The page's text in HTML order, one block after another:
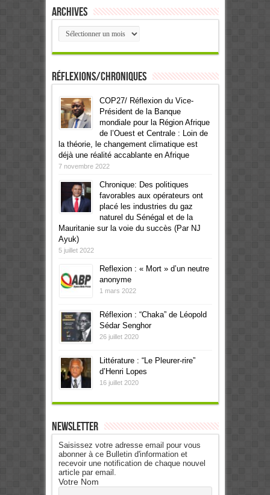
Archives
Archives
Réflexions/Chroniques
COP27/ Réflexion du Vice-
Président de la Banque
mondiale pour la Région Afrique
de l’Ouest et Centrale : Loin de
la théorie, le changement climatique est
déjà une réalité accablante en Afrique
7 novembre 2022
Chronique: Des politiques
favorables aux opérateurs ont
placé les industries du gaz
naturel du Sénégal et de la
Mauritanie sur la voie du succès (Par NJ
Ayuk)
5 juillet 2022
Reflexion : « Mort » d’un neutre
anonyme
1 mars 2022
Réflexion : “Chaka” de Léopold
Sédar Senghor
26 juillet 2020
Littérature : “Le Pleurer-rire”
d’Henri Lopes
16 juillet 2020
Newsletter
Saisissez votre adresse email pour vous
abonner à ce Bulletin d'information et
recevoir une notification de chaque nouvel
article par email.
Votre Nom